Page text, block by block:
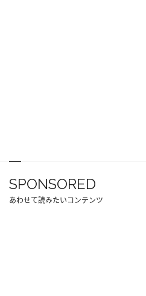
SPONSORED
あわせて読みたいコンテンツ